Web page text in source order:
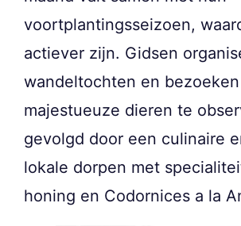
voortplantingsseizoen,
actiever zijn. Gidsen
wandeltochten en
majestueuze dieren te
gevolgd door een culinaire
lokale dorpen met
honing en Codornices a la